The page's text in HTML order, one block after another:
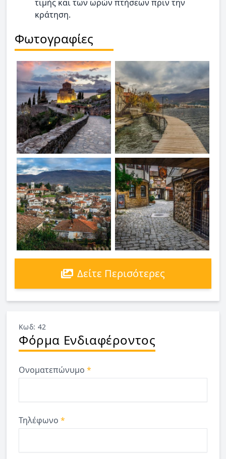
τιμής και των ωρών πτήσεων πριν την
κράτηση.
Φωτογραφίες
Δείτε Περισότερες
Κωδ: 42
Φόρμα Ενδιαφέροντος
Ονοματεπώνυμο *
Τηλέφωνο *